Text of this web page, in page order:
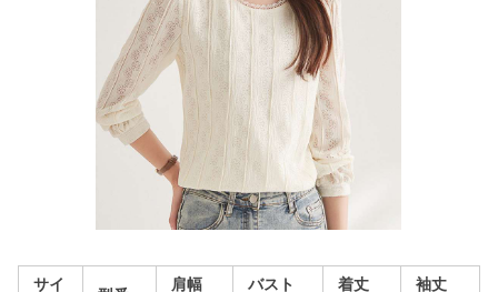
サイ 肩幅 バスト 着丈 袖丈